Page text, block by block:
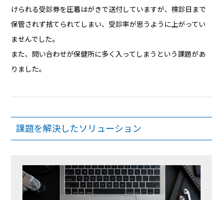
けられる受診券を圧着はがきで送付していますが、検診日まで
保管されず捨てられてしまい、受診率が思うように上がってい
ませんでした。
また、問い合わせが保健所に多く入ってしまうという課題があ
りました。
課題を解決したソリューション